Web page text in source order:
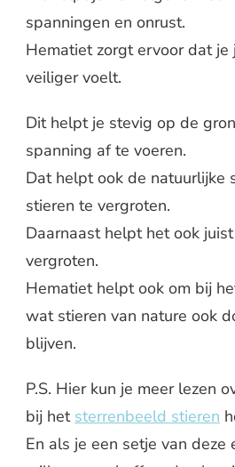
spanningen en onrust.
Hematiet zorgt ervoor dat je
veiliger voelt.
Dit helpt je stevig op de
spanning af te voeren.
Dat helpt ook de natuurlijke
stieren te vergroten.
Daarnaast helpt het ook
vergroten.
Hematiet helpt ook om bij
wat stieren van nature ook
blijven.
P.S. Hier kun je meer lezen
bij het sterrenbeeld stieren
En als je een setje van deze